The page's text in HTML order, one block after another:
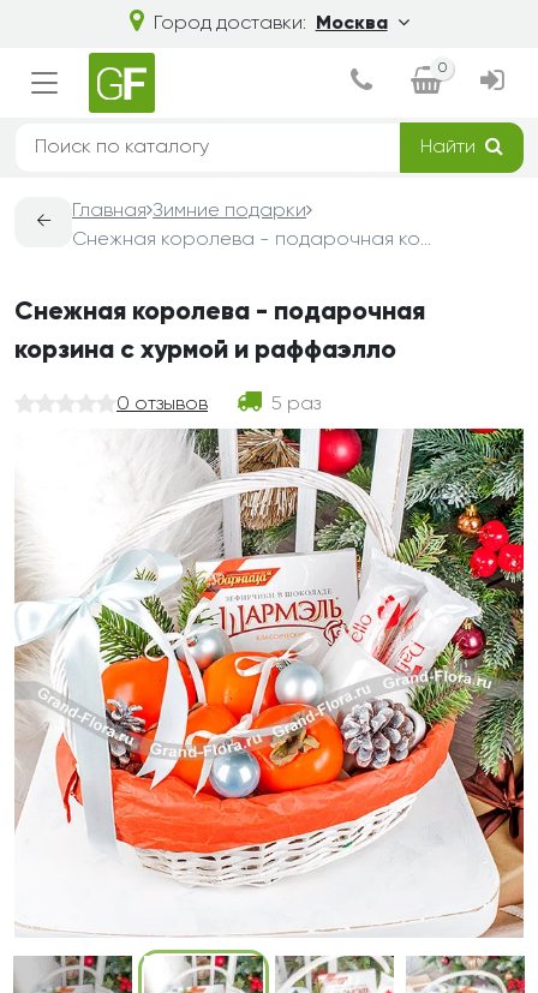
Город доставки: Москва
0
Найти
←
Главная Зимние подарки
Снежная королева - подарочная корзина с хурмой и раффаэлло
Снежная королева - подарочная
корзина с хурмой и раффаэлло
0 отзывов 5 раз